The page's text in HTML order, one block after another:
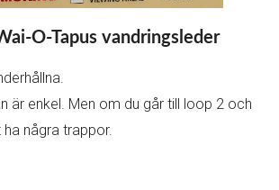
O-Tapus vandringsleder
är enkel. Men om du går till loop 2 och
några trappor.